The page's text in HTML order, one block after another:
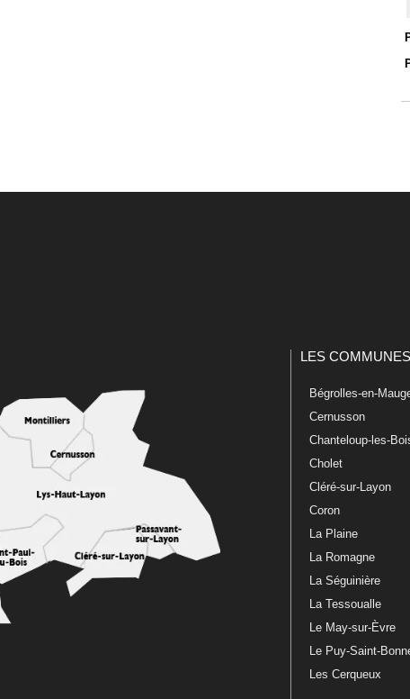
LES COMMUNES
Bégrolles-en-
Cernusson
Chanteloup-les-
Cholet
Cléré-sur-Layon
Coron
La Plaine
La Romagne
La Séguinière
La Tessoualle
Le May-sur-Èvre
Le Puy-Saint-
Les Cerqueux